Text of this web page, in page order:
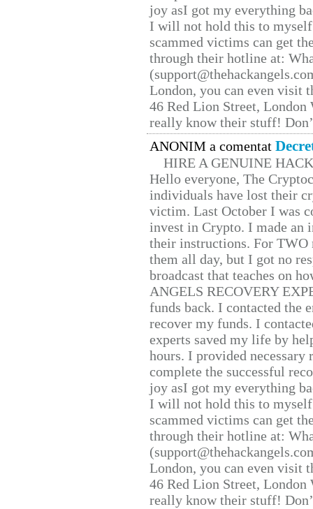
joy asI got my everything
I will not hold this to
scammed victims can get
through their hotline at:
London, you can even visit
46 Red Lion Street, London
really know their stuff!
ANONIM a comentat
HIRE A GENUINE
Hello everyone, The
individuals have lost their
victim. Last October I was
invest in Crypto. I made
their instructions. For TWO
them all day, but I got no
broadcast that teaches on
ANGELS RECOVERY
funds back. I contacted the
recover my funds. I
experts saved my life by
hours. I provided
complete the successful
joy asI got my everything
I will not hold this to
scammed victims can get
through their hotline at:
London, you can even visit
46 Red Lion Street, London
really know their stuff!